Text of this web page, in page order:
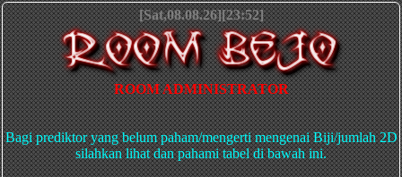
[Sat,08.08.26][23:52]
ROOM ADMINISTRATOR
Bagi prediktor yang belum paham/mengerti mengenai Biji/jumlah 2D
silahkan lihat dan pahami tabel di bawah ini.